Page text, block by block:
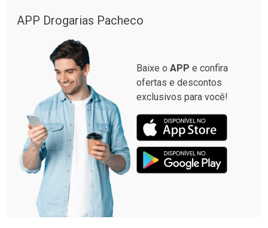
APP Drogarias Pacheco
Baixe o APP e confira
ofertas e descontos
exclusivos para você!